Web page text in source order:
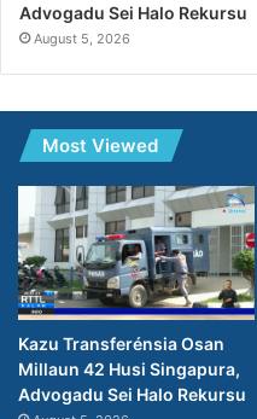
Advogadu Sei Halo Rekursu
August 5, 2026
Most Viewed
Kazu Transferénsia Osan
Millaun 42 Husi Singapura,
Advogadu Sei Halo Rekursu